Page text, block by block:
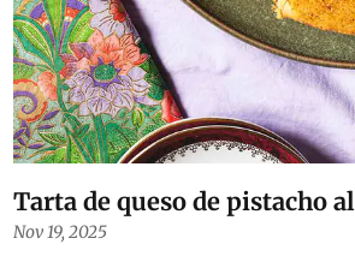
Tarta de queso de pistacho
Nov 19, 2025